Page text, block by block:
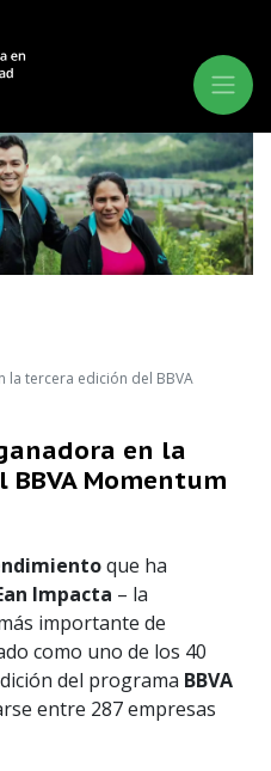
la tercera edición del BBVA
en la
Momentum
que ha
Impacta – la
importante de
como uno de los 40
del programa BBVA
entre 287 empresas